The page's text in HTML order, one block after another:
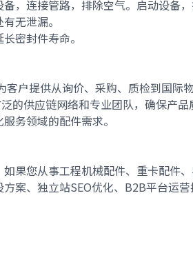
，连接管路，排除空气。启动设备
无泄漏。
密封件寿命。
客户提供从询价、采购、质检到国际
的供应链网络和专业团队，确保产品
服务领域的配件需求。
如果您从事工程机械配件、 重卡配件、
方案、 独立站SEO优化、 B2B平台运